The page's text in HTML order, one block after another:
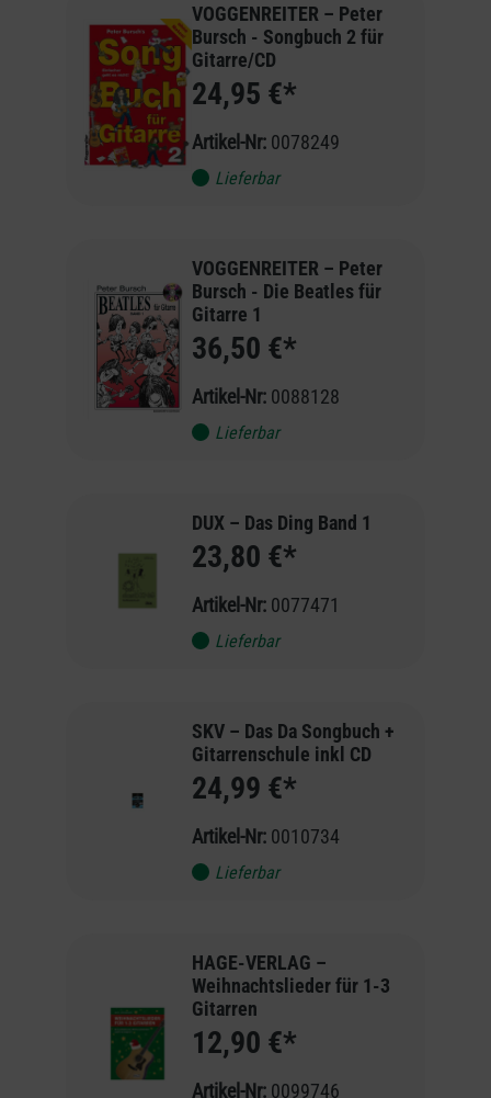
VOGGENREITER – Peter
Bursch - Songbuch 2 für
Gitarre/CD
24,95 €*
Artikel-Nr: 0078249
Lieferbar
VOGGENREITER – Peter
Bursch - Die Beatles für
Gitarre 1
36,50 €*
Artikel-Nr: 0088128
Lieferbar
DUX – Das Ding Band 1
23,80 €*
Artikel-Nr: 0077471
Lieferbar
SKV – Das Da Songbuch +
Gitarrenschule inkl CD
24,99 €*
Artikel-Nr: 0010734
Lieferbar
HAGE-VERLAG –
Weihnachtslieder für 1-3
Gitarren
12,90 €*
Artikel-Nr: 0099746